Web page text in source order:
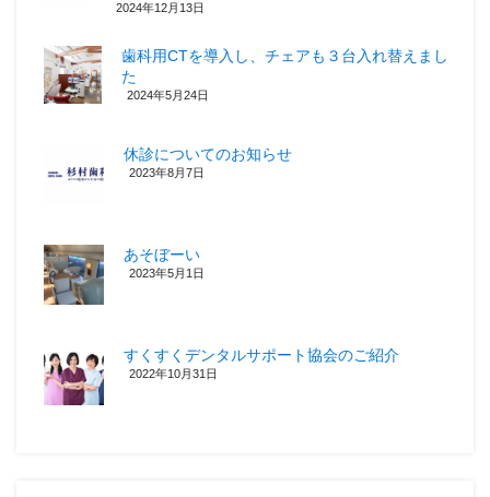
2024年12月13日
歯科用CTを導入し、チェアも３台入れ替えまし
た
2024年5月24日
休診についてのお知らせ
2023年8月7日
あそぼーい
2023年5月1日
すくすくデンタルサポート協会のご紹介
2022年10月31日